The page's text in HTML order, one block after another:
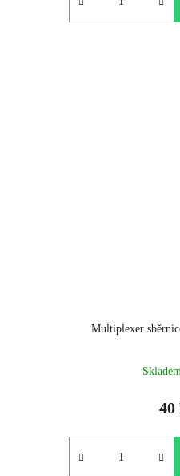
Multiplexer
Skladem
40